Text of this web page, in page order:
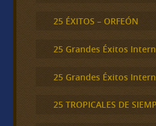
25 ÉXITOS – ORFEÓN
25 Grandes Éxitos
25 Grandes Éxitos
25 TROPICALES DE